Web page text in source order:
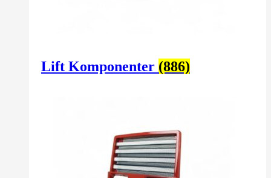
Lift Komponenter (886)